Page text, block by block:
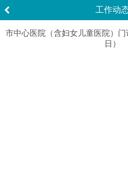
工作动
市中心医院（含妇女儿童医院）
日）